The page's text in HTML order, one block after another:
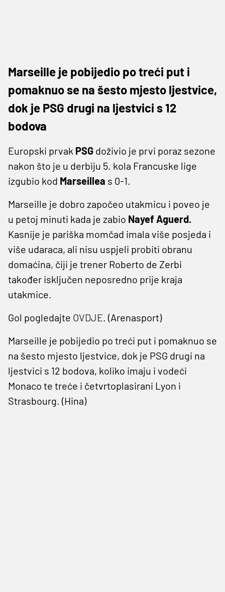
Marseille je pobijedio po treći put i
pomaknuo se na šesto mjesto ljestvice,
dok je PSG drugi na ljestvici s 12
bodova
Europski prvak PSG doživio je prvi poraz sezone
nakon što je u derbiju 5. kola Francuske lige
izgubio kod Marseillea s 0-1.
Marseille je dobro započeo utakmicu i poveo je
u petoj minuti kada je zabio Nayef Aguerd.
Kasnije je pariška momčad imala više posjeda i
više udaraca, ali nisu uspjeli probiti obranu
domaćina, čiji je trener Roberto de Zerbi
također isključen neposredno prije kraja
utakmice.
Gol pogledajte OVDJE. (Arenasport)
Marseille je pobijedio po treći put i pomaknuo se
na šesto mjesto ljestvice, dok je PSG drugi na
ljestvici s 12 bodova, koliko imaju i vodeći
Monaco te treće i četvrtoplasirani Lyon i
Strasbourg. (Hina)